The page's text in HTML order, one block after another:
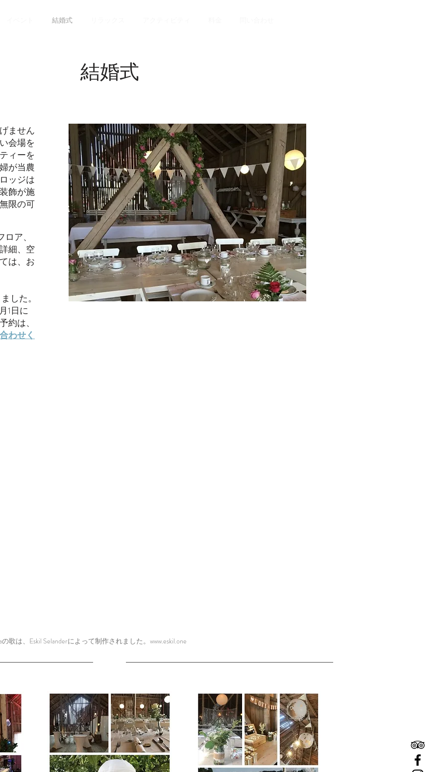
結婚式
結婚式
ません
会場を
ィーを
が当農
ッジは
飾が施
限の可
ア、
細、空
は、お
した。
1日に
約は、
わせく
歌は、Eskil Selanderによって制作されました。 www.eskil.one